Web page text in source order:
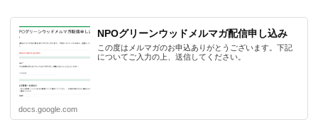
NPOグリーンウッドメルマガ配信申し込み
この度はメルマガのお申込ありがとうございます。下記
についてご入力の上、送信してください。
docs.google.com